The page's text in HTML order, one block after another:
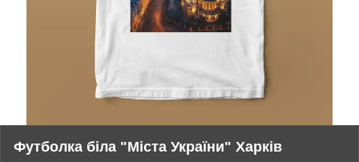
Футболка біла "Міста України" Харків